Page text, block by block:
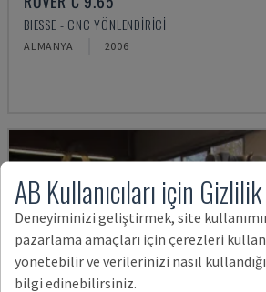
BIESSE - CNC YÖNLENDIRICI
ALMANYA 2006
AB Kullanıcıları için
Deneyiminizi geliştirmek, site
pazarlama amaçları için çerezleri
yönetebilir ve verilerinizi nasıl
bilgi edinebilirsiniz.